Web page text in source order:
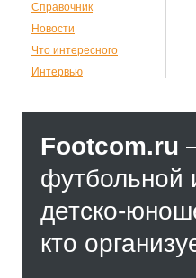
Справочник
Новости
Что интересного
Интервью
Footcom.ru
футбольной
детско-
кто